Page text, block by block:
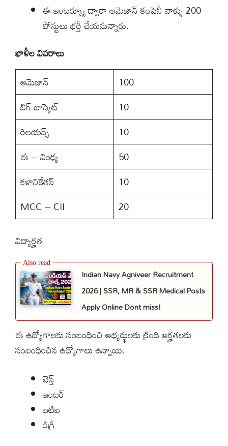
ఈ ఇంటర్వ్యూ ద్వారా అమెజాన్ కంపెనీ వాళ్ళు 200
పోస్టులు భర్తీ చేయనున్నారు.
ఖాళీల వివరాలు
అమెజాన్
100
బిగ్ బాస్కెట్
10
రిలయన్స్
10
ఈ – వింధ్య
50
కళానికేతన్
10
MCC – CII
20
విద్యార్హత
Indian Navy Agniveer Recruitment
2026 | SSR, MR & SSR Medical Posts
Apply Online Dont miss!
ఈ ఉద్యోగాలకు సంబంధించి అభ్యర్థులకు క్రింది అర్హతలకు
సంబంధించిన ఉద్యోగాలు ఉన్నాయి.
టెన్త్
ఇంటర్
ఐటిఐ
డిగ్రీ